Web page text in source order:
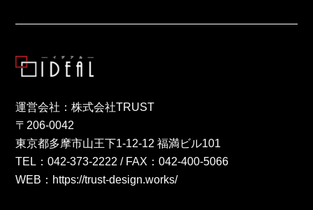
運営会社：株式会社TRUST
〒206-0042
東京都多摩市山王下1-12-12 福満ビル101
TEL：042-373-2222 / FAX：042-400-5066
WEB： https://trust-design.works/